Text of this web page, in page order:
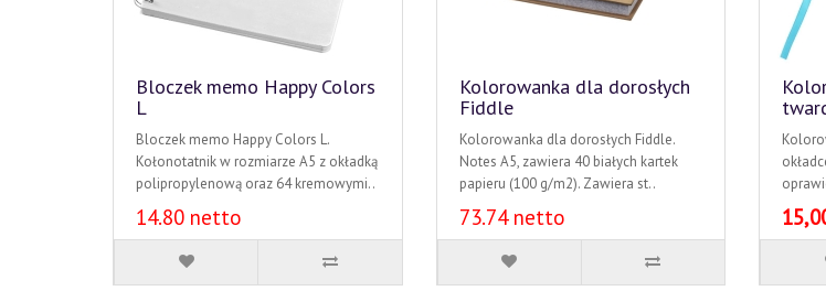
Bloczek memo Happy Colors
L
Bloczek memo Happy Colors L.
Kołonotatnik w rozmiarze A5 z okładką
polipropylenową oraz 64 kremowymi..
14.80 netto
Kolorowanka dla dorosłych
Fiddle
Kolorowanka dla dorosłych Fiddle.
Notes A5, zawiera 40 białych kartek
papieru (100 g/m2). Zawiera st..
73.74 netto